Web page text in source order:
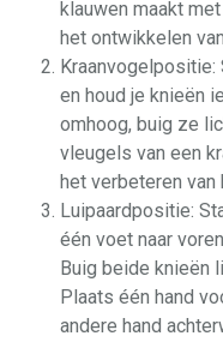
klauwen maakt
het ontwikkelen
Kraanvogelpositie:
en houd je knieën
omhoog, buig ze
vleugels van een
het verbeteren van
Luipaardpositie:
één voet naar
Buig beide knieën
Plaats één hand
andere hand